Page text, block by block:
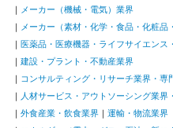
メーカー（機械・電気）業界
メーカー（素材・化学・食品・化粧品
医薬品・医療機器・ライフサイエンス
建設・プラント・不動産業界
コンサルティング・リサーチ業界・専
人材サービス・アウトソーシング業界
外食産業・飲食業界
運輸・物流業界